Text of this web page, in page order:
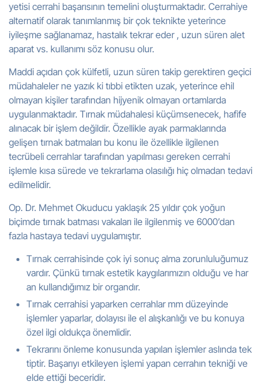
yetisi cerrahi başarısının temelini oluşturmaktadır. Cerrahiye
alternatif olarak tanımlanmış bir çok teknikte yeterince
iyileşme sağlanamaz, hastalık tekrar eder , uzun süren alet
aparat vs. kullanımı söz konusu olur.
Maddi açıdan çok külfetli, uzun süren takip gerektiren geçici
müdahaleler ne yazık ki tıbbi etikten uzak, yeterince ehil
olmayan kişiler tarafından hijyenik olmayan ortamlarda
uygulanmaktadır. Tırnak müdahalesi küçümsenecek, hafife
alınacak bir işlem değildir. Özellikle ayak parmaklarında
gelişen tırnak batmaları bu konu ile özellikle ilgilenen
tecrübeli cerrahlar tarafından yapılması gereken cerrahi
işlemle kısa sürede ve tekrarlama olasılığı hiç olmadan tedavi
edilmelidir.
Op. Dr. Mehmet Okuducu yaklaşık 25 yıldır çok yoğun
biçimde tırnak batması vakaları ile ilgilenmiş ve 6000’dan
fazla hastaya tedavi uygulamıştır.
Tırnak cerrahisinde çok iyi sonuç alma zorunluluğumuz
vardır. Çünkü tırnak estetik kaygılarımızın olduğu ve har
an kullandığımız bir organdır.
Tırnak cerrahisi yaparken cerrahlar mm düzeyinde
işlemler yaparlar, dolayısı ile el alışkanlığı ve bu konuya
özel ilgi oldukça önemlidir.
Tekrarını önleme konusunda yapılan işlemler aslında tek
tiptir. Başarıyı etkileyen işlemi yapan cerrahın tekniği ve
elde ettiği beceridir.